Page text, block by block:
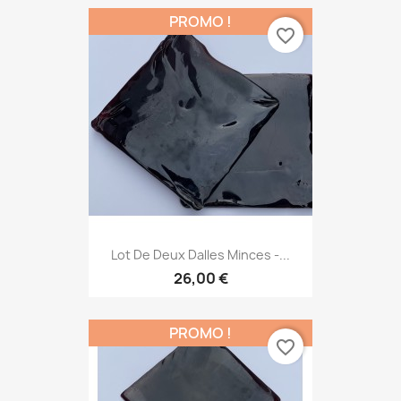
Lot De Deux Dalles Minces -...
26,00 €
PROMO !
favorite_border
PROMO !
favorite_border